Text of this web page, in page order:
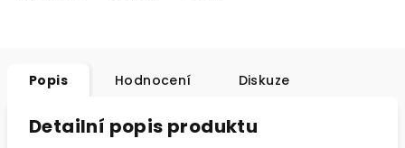
Popis Hodnocení Diskuze
Detailní popis produktu